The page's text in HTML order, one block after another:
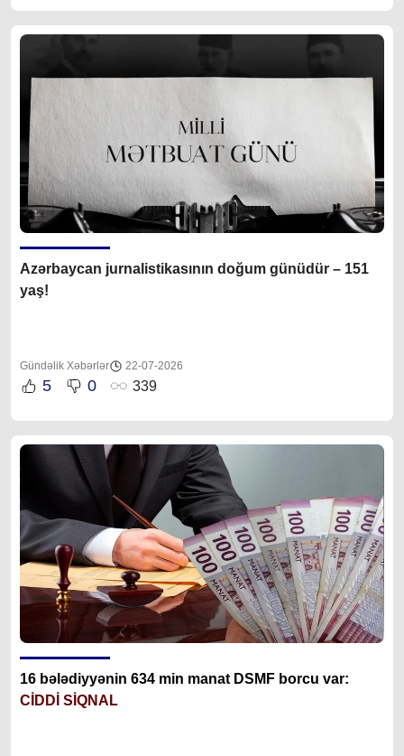
Azərbaycan jurnalistikasının doğum günüdür – 151
yaş!
Gündəlik Xəbərlər 22-07-2026
5 0 339
16 bələdiyyənin 634 min manat DSMF borcu var:
CİDDİ SİQNAL